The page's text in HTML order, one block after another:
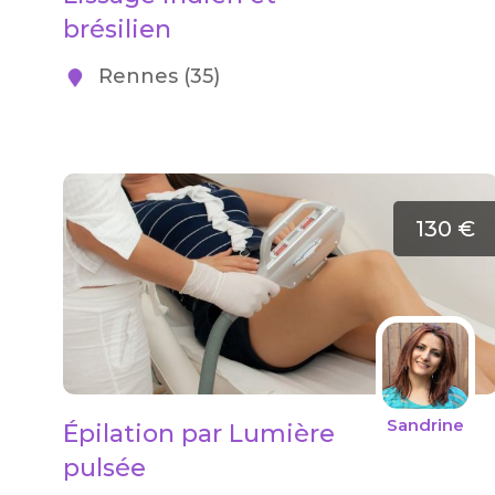
brésilien
Rennes (35)
130 €
Sandrine
Épilation par Lumière
pulsée